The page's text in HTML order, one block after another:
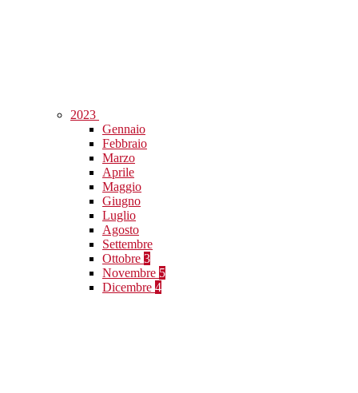
2023
Gennaio
Febbraio
Marzo
Aprile
Maggio
Giugno
Luglio
Agosto
Settembre
Ottobre 3
Novembre 5
Dicembre 4